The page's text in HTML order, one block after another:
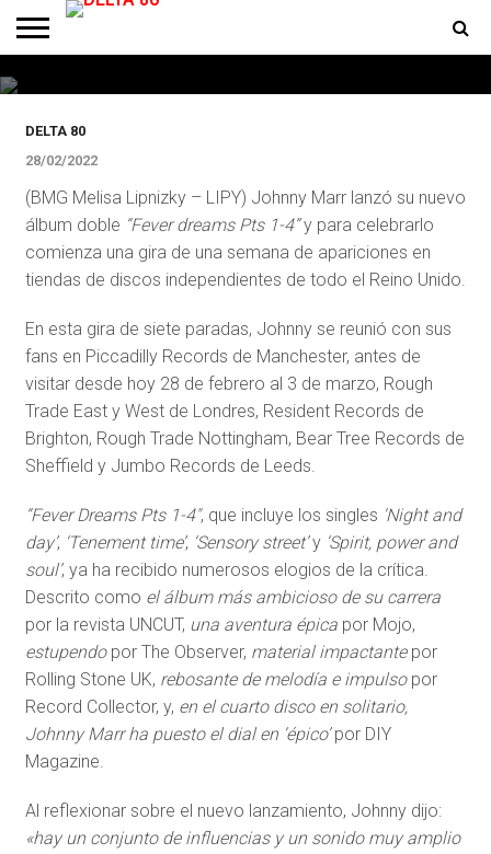
PREMIOS
PRODUCCIONES
PROGRAMACION
CONTACTO
HOMEPAGE
DESTACADOS
Nuevo álbum doble de Johnny Marr
DELTA 80
28/02/2022
(BMG Melisa Lipnizky – LIPY) Johnny Marr lanzó su nuevo
álbum doble “Fever dreams Pts 1-4”y para celebrarlo
comienza una gira de una semana de apariciones en
tiendas de discos independientes de todo el Reino Unido.
En esta gira de siete paradas, Johnny se reunió con sus
fans en Piccadilly Records de Manchester, antes de
visitar desde hoy 28 de febrero al 3 de marzo, Rough
Trade East y West de Londres, Resident Records de
Brighton, Rough Trade Nottingham, Bear Tree Records de
Sheffield y Jumbo Records de Leeds.
“Fever Dreams Pts 1-4″, que incluye los singles ‘Night and
day’, ‘Tenement time’, ‘Sensory street’y ‘Spirit, power and
soul’, ya ha recibido numerosos elogios de la crítica.
Descrito como el álbum más ambicioso de su carrera
por la revista UNCUT, una aventura épicapor Mojo,
estupendopor The Observer, material impactantepor
Rolling Stone UK, rebosante de melodía e impulsopor
Record Collector, y, en el cuarto disco en solitario,
Johnny Marr ha puesto el dial en ‘épico’por DIY
Magazine.
Al reflexionar sobre el nuevo lanzamiento, Johnny dijo:
«hay un conjunto de influencias y un sonido muy amplio